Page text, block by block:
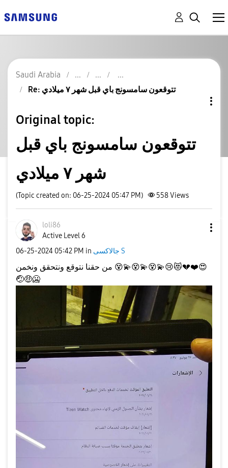
Saudi Arabia
Re: تتوقعون سامسونج باي قبل شهر ٧ ميلادي
Original topic:
تتوقعون سامسونج باي قبل
شهر ٧ ميلادي
(Topic created on: 06-25-2024 05:47 PM) 558Views
loli86
Active Level 6
‎06-25-2024 05:42 PM in جالاكسى S
😵💫😵💫😵💫😢😻💔❤️😍
🤕🤑🥶